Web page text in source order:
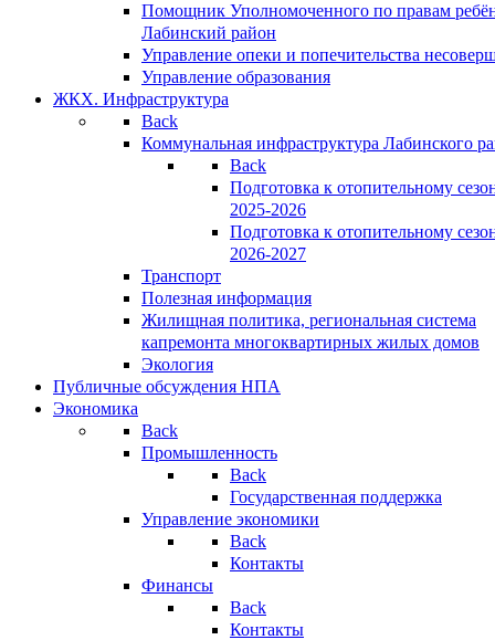
Помощник Уполномоченного по правам
Лабинский район
Управление опеки и попечительства
Управление образования
ЖКХ. Инфраструктура
Back
Коммунальная инфраструктура Лабинского
Back
Подготовка к отопительному
2025-2026
Подготовка к отопительному
2026-2027
Транспорт
Полезная информация
Жилищная политика, региональная система
капремонта многоквартирных жилых домов
Экология
Публичные обсуждения НПА
Экономика
Back
Промышленность
Back
Государственная поддержка
Управление экономики
Back
Контакты
Финансы
Back
Контакты